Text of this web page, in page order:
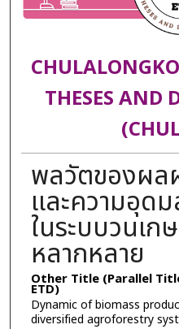
THESES AND
พลวัตของผล
และความอุด
ในระบบวนเ
หลากหลาย
Other Title (Parallel
ETD)
Dynamic of biomass
diversified agroforestry